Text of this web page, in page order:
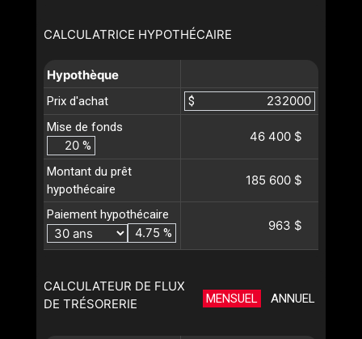
CALCULATRICE HYPOTHÉCAIRE
Hypothèque
Prix d'achat
$
Mise de fonds
%
46 400 $
Montant du prêt
hypothécaire
185 600 $
Paiement hypothécaire
%
963 $
CALCULATEUR DE FLUX
DE TRÉSORERIE
MENSUEL ANNUEL